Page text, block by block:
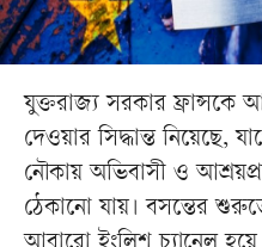
যুক্তরাজ্য সরকার
দেওয়ার সিদ্ধান্ত
নৌকায় অভিবাসী ও
ঠেকানো যায়। বসন্তের